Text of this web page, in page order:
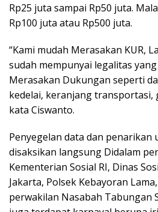
Rp25 juta sampai Rp50 juta.
Rp100 juta atau Rp500 juta.
“Kami mudah Merasakan KUR,
sudah mempunyai legalitas
Merasakan Dukungan seperti
kedelai, keranjang transportasi,
kata Ciswanto.
Penyegelan data dan penarikan
disaksikan langsung Didalam
Kementerian Sosial RI, Dinas
Jakarta, Polsek Kebayoran
perwakilan Nasabah Tabungan